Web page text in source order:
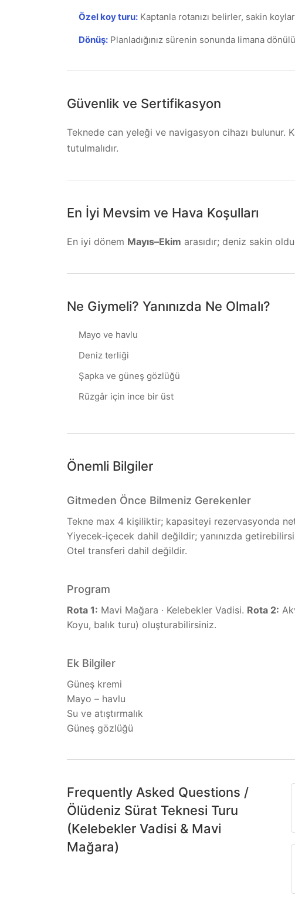
Özel koy turu: Kaptanla rotanızı belirler, sakin
Dönüş: Planladığınız sürenin sonunda limana
Güvenlik ve Sertifikasyon
Teknede can yeleği ve navigasyon cihazı bulunur.
tutulmalıdır.
En İyi Mevsim ve Hava Koşulları
En iyi dönem Mayıs–Ekim arasıdır; deniz sakin
Ne Giymeli? Yanınızda Ne Olmalı?
Mayo ve havlu
Deniz terliği
Şapka ve güneş gözlüğü
Rüzgâr için ince bir üst
Önemli Bilgiler
Gitmeden Önce Bilmeniz Gerekenler
Tekne max 4 kişiliktir; kapasiteyi rezervasyonda
Yiyecek-içecek dahil değildir; yanınızda
Otel transferi dahil değildir.
Program
Rota 1: Mavi Mağara · Kelebekler Vadisi. Rota 2:
Koyu, balık turu) oluşturabilirsiniz.
Ek Bilgiler
Güneş kremi
Mayo – havlu
Su ve atıştırmalık
Güneş gözlüğü
Frequently Asked Questions /
Ölüdeniz Sürat Teknesi Turu
(Kelebekler Vadisi & Mavi
Mağara)